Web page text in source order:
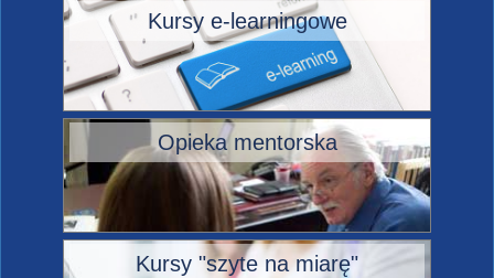
Kursy e-learningowe
Opieka mentorska
Kursy "szyte na miarę"